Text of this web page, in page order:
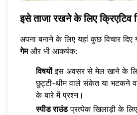
इसे ताजा रखने के लिए क्रिएटिव
अपना बनाने के लिए यहां कुछ विचार
गेमऔर भी आकर्षक:
विषयोंइस अवसर से मेल खाने के
छुट्टी-थीम वाले संकेत या भटकने
के बारे में प्रश्न।
स्पीड राउंडप्रत्येक खिलाड़ी के